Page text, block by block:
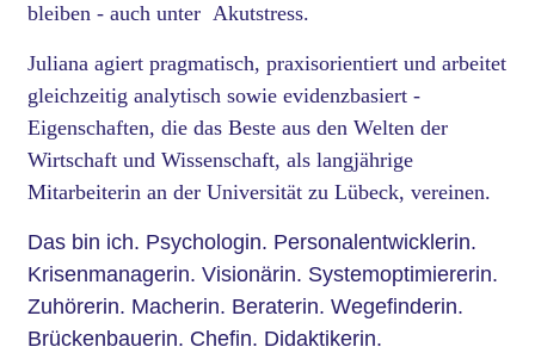
bleiben - auch unter Akutstress.
Juliana agiert pragmatisch, praxisorientiert und arbeitet
gleichzeitig analytisch sowie evidenzbasiert -
Eigenschaften, die das Beste aus den Welten der
Wirtschaft und Wissenschaft, als langjährige
Mitarbeiterin an der Universität zu Lübeck, vereinen.
Das bin ich. Psychologin. Personalentwicklerin.
Krisenmanagerin. Visionärin. Systemoptimiererin.
Zuhörerin. Macherin. Beraterin. Wegefinderin.
Brückenbauerin. Chefin. Didaktikerin.